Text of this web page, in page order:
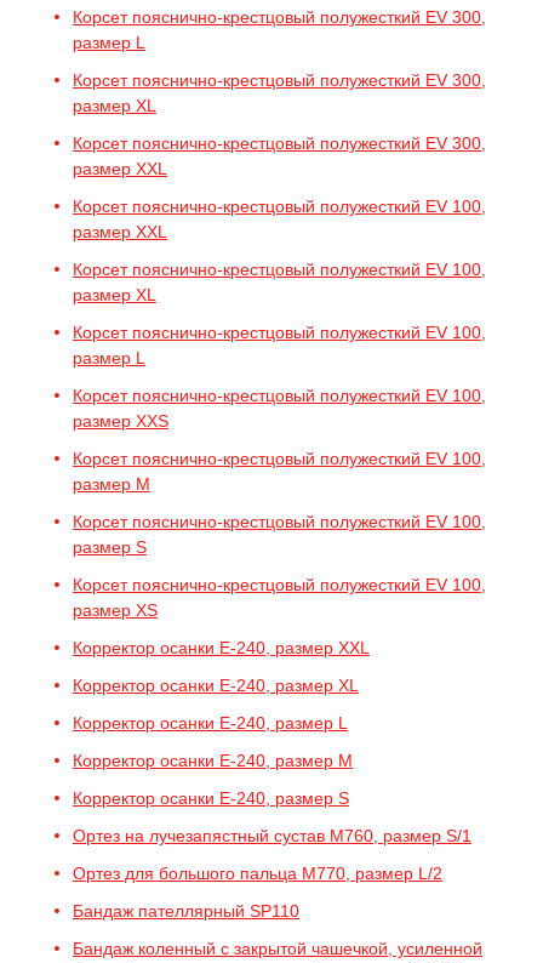
Корсет пояснично-крестцовый полужесткий EV 300,
размер L
Корсет пояснично-крестцовый полужесткий EV 300,
размер XL
Корсет пояснично-крестцовый полужесткий EV 300,
размер XXL
Корсет пояснично-крестцовый полужесткий EV 100,
размер XXL
Корсет пояснично-крестцовый полужесткий EV 100,
размер XL
Корсет пояснично-крестцовый полужесткий EV 100,
размер L
Корсет пояснично-крестцовый полужесткий EV 100,
размер XXS
Корсет пояснично-крестцовый полужесткий EV 100,
размер M
Корсет пояснично-крестцовый полужесткий EV 100,
размер S
Корсет пояснично-крестцовый полужесткий EV 100,
размер XS
Корректор осанки E-240, размер XXL
Корректор осанки E-240, размер XL
Корректор осанки E-240, размер L
Корректор осанки E-240, размер M
Корректор осанки E-240, размер S
Ортез на лучезапястный сустав M760, размер S/1
Ортез для большого пальца M770, размер L/2
Бандаж пателлярный SP110
Бандаж коленный с закрытой чашечкой, усиленной